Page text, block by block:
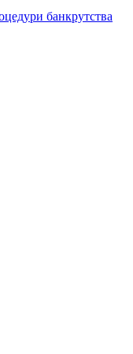
банкрутства